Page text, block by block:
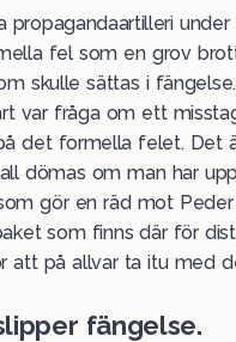
fel som en grov
skulle sättas i
var fråga om ett
det formella felet. Det
dömas om man har
gör en räd mot
som finns där för
att på allvar ta itu med
fängelse.